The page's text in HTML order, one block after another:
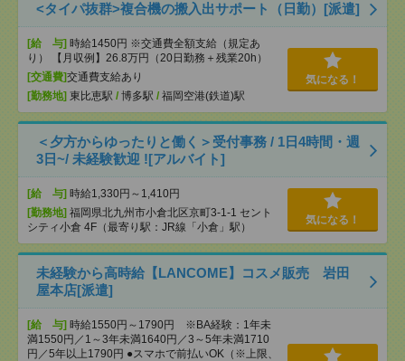
<タイパ抜群>複合機の搬入出サポート（日勤）[派遣]
[給 与] 時給1450円 ※交通費全額支給（規定あ
り） 【月収例】26.8万円（20日勤務＋残業20h）
[交通費]交通費支給あり
[勤務地] 東比恵駅 / 博多駅 / 福岡空港(鉄道)駅
気になる！
＜夕方からゆったりと働く＞受付事務 / 1日4時間・週
3日~/ 未経験歓迎 ![アルバイト]
[給 与] 時給1,330円～1,410円
[勤務地] 福岡県北九州市小倉北区京町3-1-1 セント
シティ小倉 4F（最寄り駅：JR線「小倉」駅）
気になる！
未経験から高時給【LANCOME】コスメ販売 岩田
屋本店[派遣]
[給 与] 時給1550円～1790円 ※BA経験：1年未
満1550円／1～3年未満1640円／3～5年未満1710
円／5年以上1790円 ●スマホで前払いOK（※上限、